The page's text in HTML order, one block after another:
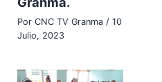
Por CNC TV Granma / 10
Julio, 2023